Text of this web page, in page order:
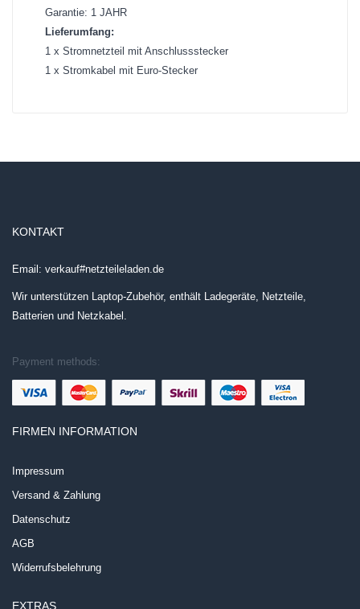
Garantie: 1 JAHR
Lieferumfang:
1 x Stromnetzteil mit Anschlussstecker
1 x Stromkabel mit Euro-Stecker
KONTAKT
Email: verkauf#netzteileladen.de
Wir unterstützen Laptop-Zubehör, enthält Ladegeräte, Netzteile,
Batterien und Netzkabel.
Payment methods:
FIRMEN INFORMATION
Impressum
Versand & Zahlung
Datenschutz
AGB
Widerrufsbelehrung
EXTRAS